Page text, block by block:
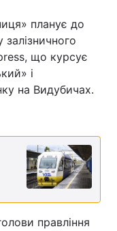
планує до
що курсує
і
на Видубичах.
правління